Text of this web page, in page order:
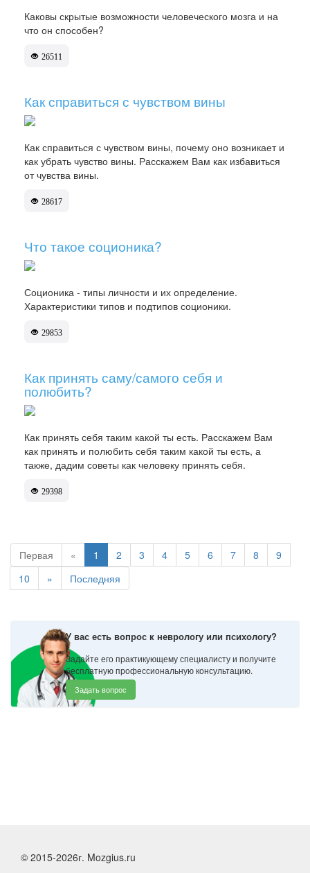
Каковы скрытые возможности человеческого мозга и на
что он способен?
26511
Как справиться с чувством вины
Как справиться с чувством вины, почему оно возникает и
как убрать чувство вины. Расскажем Вам как избавиться
от чувства вины.
28617
Что такое соционика?
Соционика - типы личности и их определение.
Характеристики типов и подтипов соционики.
29853
Как принять саму/самого себя и
полюбить?
Как принять себя таким какой ты есть. Расскажем Вам
как принять и полюбить себя таким какой ты есть, а
также, дадим советы как человеку принять себя.
29398
Первая « 1 2 3 4 5 6 7 8
9
10
» Последняя
У вас есть вопрос к неврологу или психологу?
Задайте его практикующему специалисту и получите
бесплатную профессиональную консультацию.
Задать вопрос
© 2015-2026г. Mozgius.ru